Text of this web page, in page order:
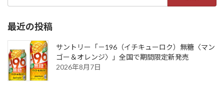
最近の投稿
サントリー「－196（イチキューロク）無糖〈マン
ゴー＆オレンジ〉」全国で期間限定新発売
2026年8月7日